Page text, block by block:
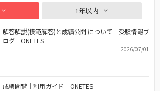
1年以内
解答解説(模範解答)と成績公開 について｜受験情報ブ
ログ｜ONETES
2026/07/01
成績閲覧｜利用ガイド｜ONETES